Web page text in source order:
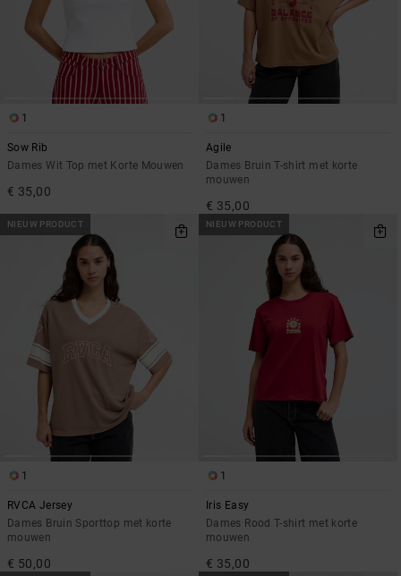
1
Sow Rib
Dames Wit Top met Korte Mouwen
€ 35,00
1
Agile
Dames Bruin T-shirt met korte
mouwen
€ 35,00
NIEUW PRODUCT
1
RVCA Jersey
Dames Bruin Sporttop met korte
mouwen
€ 50,00
NIEUW PRODUCT
1
Iris Easy
Dames Rood T-shirt met korte
mouwen
€ 35,00